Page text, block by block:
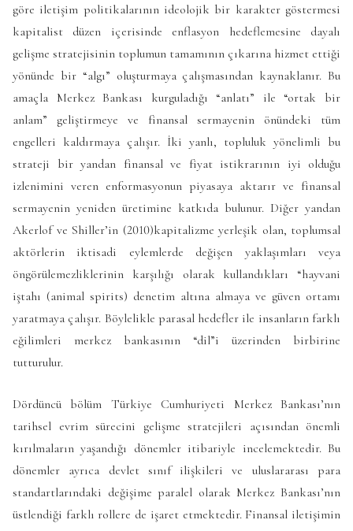
göre iletişim politikalarının ideolojik bir karakter göstermesi
kapitalist düzen içerisinde enflasyon hedeflemesine dayalı
gelişme stratejisinin toplumun tamamının çıkarına hizmet ettiği
yönünde bir “algı” oluşturmaya çalışmasından kaynaklanır. Bu
amaçla Merkez Bankası kurguladığı “anlatı” ile “ortak bir
anlam” geliştirmeye ve finansal sermayenin önündeki tüm
engelleri kaldırmaya çalışır. İki yanlı, topluluk yönelimli bu
strateji bir yandan finansal ve fiyat istikrarının iyi olduğu
izlenimini veren enformasyonun piyasaya aktarır ve finansal
sermayenin yeniden üretimine katkıda bulunur. Diğer yandan
Akerlof ve Shiller’in (2010)kapitalizme yerleşik olan, toplumsal
aktörlerin iktisadi eylemlerde değişen yaklaşımları veya
öngörülemezliklerinin karşılığı olarak kullandıkları “hayvani
iştahı (animal spirits) denetim altına almaya ve güven ortamı
yaratmaya çalışır. Böylelikle parasal hedefler ile insanların farklı
eğilimleri merkez bankasının “dil”i üzerinden birbirine
tutturulur.
Dördüncü bölüm Türkiye Cumhuriyeti Merkez Bankası’nın
tarihsel evrim sürecini gelişme stratejileri açısından önemli
kırılmaların yaşandığı dönemler itibariyle incelemektedir. Bu
dönemler ayrıca devlet sınıf ilişkileri ve uluslararası para
standartlarındaki değişime paralel olarak Merkez Bankası’nın
üstlendiği farklı rollere de işaret etmektedir. Finansal iletişimin